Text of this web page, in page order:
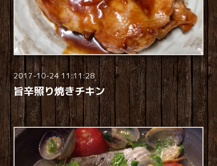
2017-10-24 11:11:28
旨辛照り焼きチキン